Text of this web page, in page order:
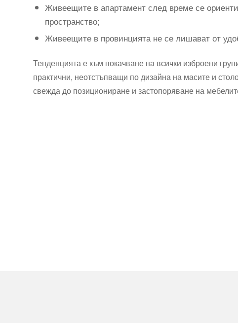
Живеещите в апартамент след време се
пространство;
Живеещите в провинцията не се лишават от
Тенденцията е към покачване на всички изброени
практични, неотстъпващи по дизайна на масите и
свежда до позициониране и застопоряване на